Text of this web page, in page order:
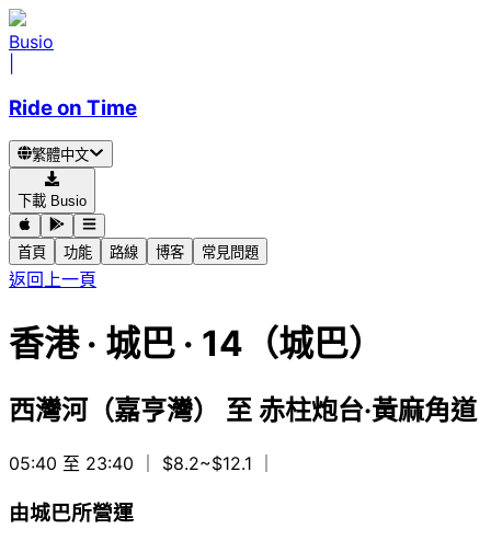
Busio
Ride on Time
繁體中文
下載 Busio
首頁 功能 路線 博客 常見問題
返回上一頁
香港· 城巴 · 14（城巴）
西灣河（嘉亨灣） 至 赤柱炮台·黃麻角道
05:40 至 23:40 ｜ $8.2~$12.1
由城巴所營運